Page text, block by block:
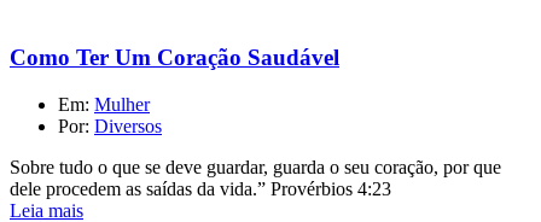
Como Ter Um Coração Saudável
Em: Mulher
Por: Diversos
Sobre tudo o que se deve guardar, guarda o seu coração, por que
dele procedem as saídas da vida.” Provérbios 4:23
Leia mais